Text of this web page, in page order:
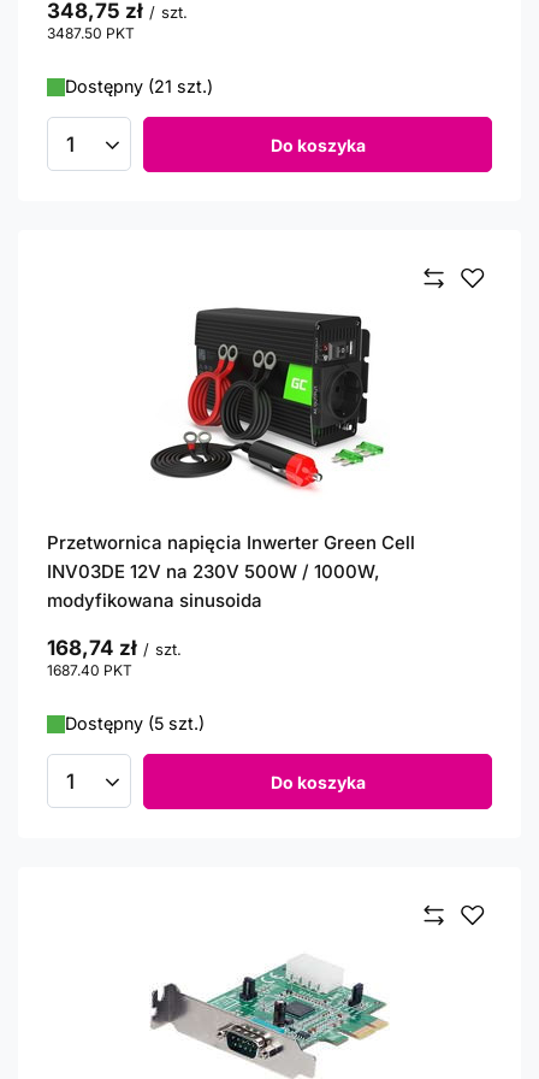
348,75 zł / szt.
3487.50 PKT
Dostępny (21 szt.)
Ilość produktów Do koszyka
Przetwornica napięcia Inwerter Green Cell
INV03DE 12V na 230V 500W / 1000W,
modyfikowana sinusoida
168,74 zł / szt.
1687.40 PKT
Dostępny (5 szt.)
Ilość produktów Do koszyka